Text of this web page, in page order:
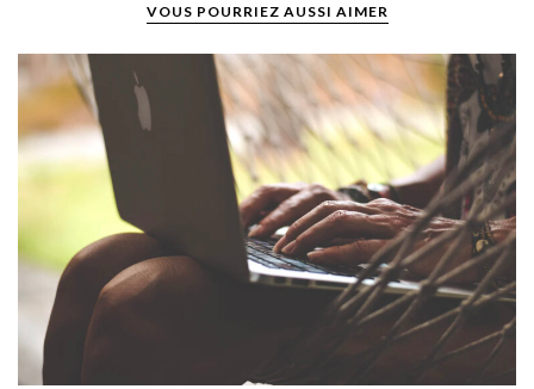
VOUS POURRIEZ AUSSI AIMER